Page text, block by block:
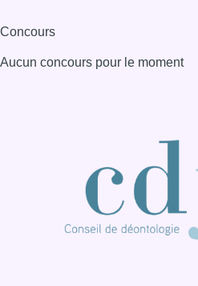
Concours
Aucun concours pour le moment